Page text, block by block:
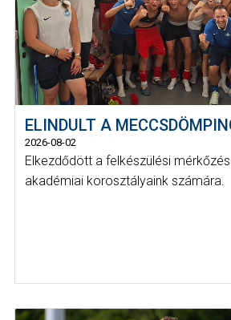
ELINDULT A
2026-08-02
Elkezdődött a felkészülési
akadémiai korosztályaink számára.